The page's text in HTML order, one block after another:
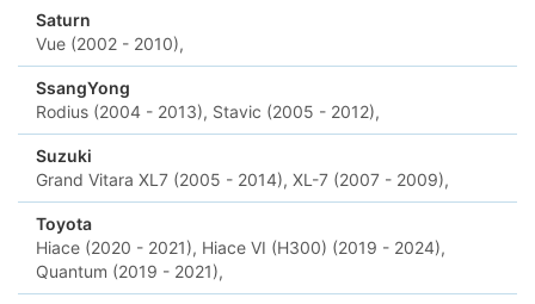
Saturn
Vue (2002 - 2010),
SsangYong
Rodius (2004 - 2013), Stavic (2005 - 2012),
Suzuki
Grand Vitara XL7 (2005 - 2014), XL-7 (2007 - 2009),
Toyota
Hiace (2020 - 2021), Hiace VI (H300) (2019 - 2024),
Quantum (2019 - 2021),